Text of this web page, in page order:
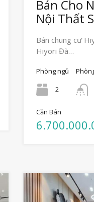
Bán Cho
Nội Thất
Bán chung cư
Hiyori Đà…
Phòng ngủ
2
Cần Bán